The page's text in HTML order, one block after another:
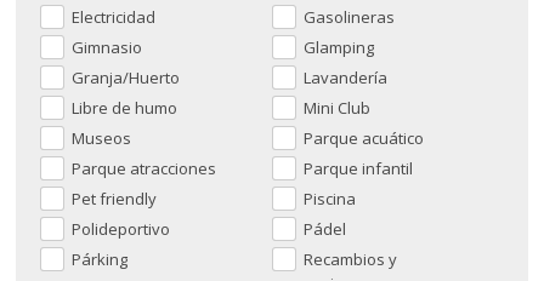
Electricidad
Gasolineras
Gimnasio
Glamping
Granja/Huerto
Lavandería
Libre de humo
Mini Club
Museos
Parque acuático
Parque atracciones
Parque infantil
Pet friendly
Piscina
Polideportivo
Pádel
Párking
Recambios y